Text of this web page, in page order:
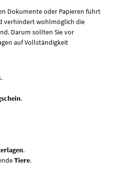
Dokumente oder Papieren führt
verhindert wohlmöglich die
Darum sollten Sie vor
auf Vollständigkeit
.
.
Tiere.